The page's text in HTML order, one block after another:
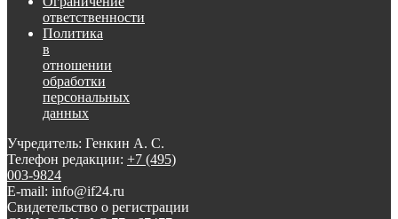
ответственности
Политика
в
отношении
обработки
персональных
данных
Учредитель: Генкин А. С.
Телефон редакции: +7 (495)
003-9824
E-mail: info@if24.ru
Свидетельство о регистрации